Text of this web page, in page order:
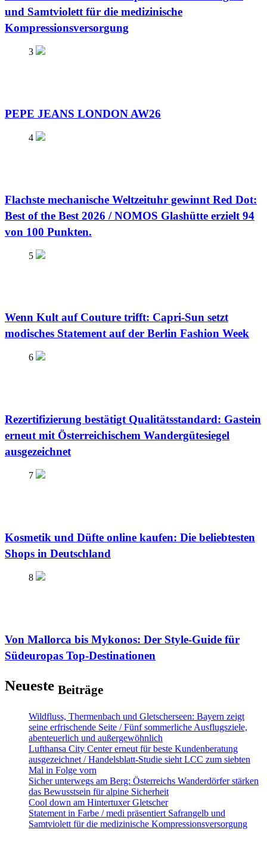
und Samtviolett für die medizinische
Kompressionsversorgung
3
PEPE JEANS LONDON AW26
4
Flachste mechanische Weltzeituhr gewinnt Red Dot:
Best of the Best 2026 / NOMOS Glashütte erzielt 94
von 100 Punkten.
5
Wenn Kult auf Couture trifft: Capri-Sun setzt
modisches Statement auf der Berlin Fashion Week
6
Rezertifizierung bestätigt Qualitätsstandard: Gastein
erneut mit Österreichischem Wandergütesiegel
ausgezeichnet
7
Kosmetik und Düfte online kaufen: Die beliebtesten
Shops in Deutschland
8
Von Mallorca bis Mykonos: Der Style-Guide für
Südeuropas Top-Destinationen
Neueste Beiträge
Wildfluss, Thermenbach und Gletscherseen: Bayern zeigt
seine erfrischende Seite / Fünf sommerliche Ausflugsziele,
abenteuerlich und außergewöhnlich
Lufthansa City Center erneut für beste Kundenberatung
ausgezeichnet / Handelsblatt-Studie sieht LCC zum siebten
Mal in Folge vorn
Sicher unterwegs am Berg: Österreichs Wanderdörfer stärken
das Bewusstsein für alpine Sicherheit
Cool down am Hintertuxer Gletscher
Statement in Farbe / medi präsentiert Safrangelb und
Samtviolett für die medizinische Kompressionsversorgung